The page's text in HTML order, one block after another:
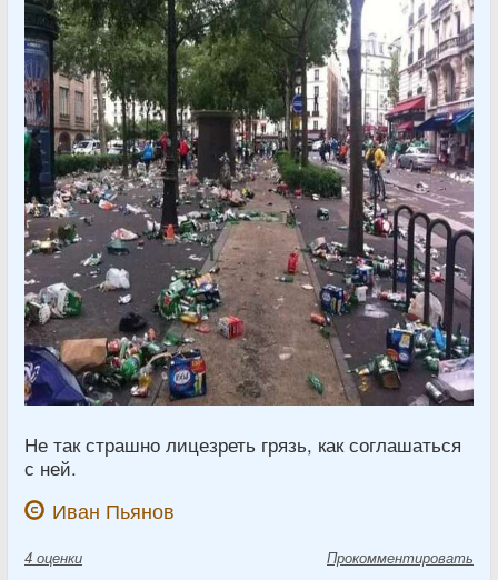
Не так страшно лицезреть грязь, как соглашаться
с ней.
Иван Пьянов
4 оценки Прокомментировать